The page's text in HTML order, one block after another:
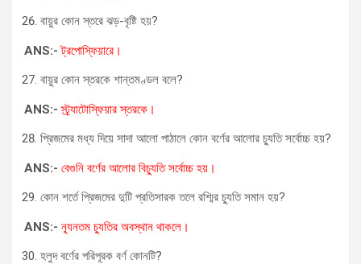
বায়ুর কোন স্তরে ঝড়-বৃষ্টি হয়?
ANS:-ট্রপোস্ফিয়ারে।
বায়ুর কোন স্তরকে শান্তমণ্ডল বলে?
ANS:-স্ট্র্যাটোস্ফিয়ার স্তরকে।
প্রিজমের মধ্য দিয়ে সাদা আলো পাঠালে কোন বর্ণের আলোর চ্যুতি সর্বোচ্চ হয়?
ANS:- বেগুনি বর্ণের আলোর বিচ্যুতি সর্বোচ্চ হয়।
কোন শর্তে প্রিজমের দুটি প্রতিসারক তলে রশ্মির চ্যুতি সমান হয়?
ANS:- ন্যূনতম চ্যুতির অবস্থান থাকলে।
হলুদ বর্ণের পরিপূরক বর্ণ কোনটি?